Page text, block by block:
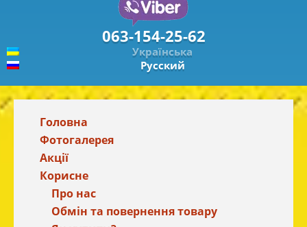
063-154-25-62
Українська
Русский
Головна
Фотогалерея
Акції
Корисне
Про нас
Обмін та повернення товару